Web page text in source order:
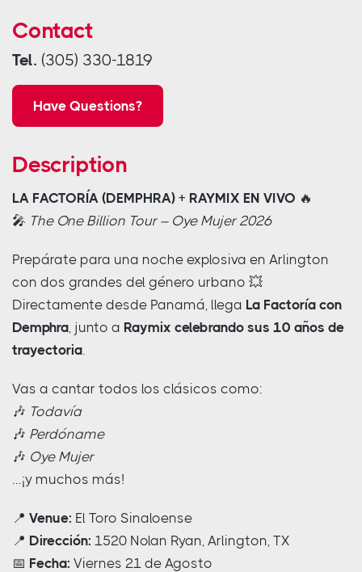
Contact
Tel. (305) 330-1819
Have Questions?
Description
LA FACTORÍA (DEMPHRA) + RAYMIX EN VIVO 🔥
🎤 The One Billion Tour – Oye Mujer 2026
Prepárate para una noche explosiva en Arlington
con dos grandes del género urbano 💥
Directamente desde Panamá, llega La Factoría con
Demphra , junto a Raymix celebrando sus 10 años de
trayectoria
Vas a cantar todos los clásicos como:
🎶 Todavía
🎶 Perdóname
🎶 Oye Mujer
…¡y muchos más!
📍 Venue: El Toro Sinaloense
📍 Dirección: 1520 Nolan Ryan, Arlington, TX
📅 Fecha: Viernes 21 de Agosto